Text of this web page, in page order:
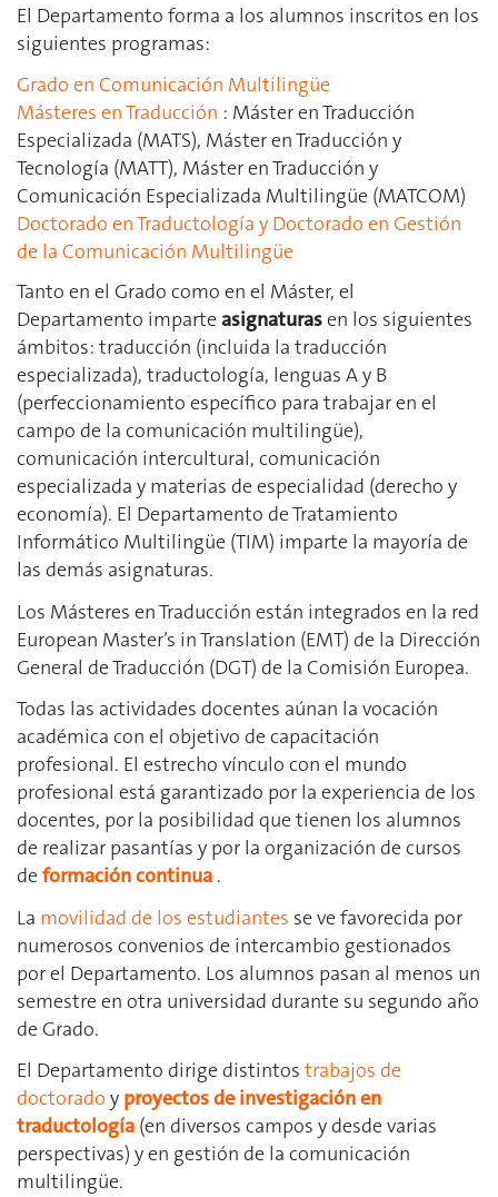
El Departamento forma a los alumnos inscritos en los
siguientes programas:
Grado en Comunicación Multilingüe
Másteres en Traducción : Máster en Traducción
Especializada (MATS), Máster en Traducción y
Tecnología (MATT), Máster en Traducción y
Comunicación Especializada Multilingüe (MATCOM)
Doctorado en Traductología y Doctorado en Gestión
de la Comunicación Multilingüe
Tanto en el Grado como en el Máster, el
Departamento imparteasignaturasen los siguientes
ámbitos: traducción (incluida la traducción
especializada), traductología, lenguas A y B
(perfeccionamiento específico para trabajar en el
campo de la comunicación multilingüe),
comunicación intercultural, comunicación
especializada y materias de especialidad (derecho y
economía). El Departamento de Tratamiento
Informático Multilingüe (TIM) imparte la mayoría de
las demás asignaturas.
Los Másteres en Traducción están integrados en la red
European Master’s in Translation (EMT) de la Dirección
General de Traducción (DGT) de la Comisión Europea.
Todas las actividades docentes aúnan la vocación
académica con el objetivo de capacitación
profesional. El estrecho vínculo con el mundo
profesional está garantizado por la experiencia de los
docentes, por la posibilidad que tienen los alumnos
de realizar pasantías y por la organización de cursos
deformación continua .
La movilidad de los estudiantes se ve favorecida por
numerosos convenios de intercambio gestionados
por el Departamento. Los alumnos pasan al menos un
semestre en otra universidad durante su segundo año
de Grado.
El Departamento dirige distintos trabajos de
doctorado y proyectos de investigación en
traductología (en diversos campos y desde varias
perspectivas) y en gestión de la comunicación
multilingüe.